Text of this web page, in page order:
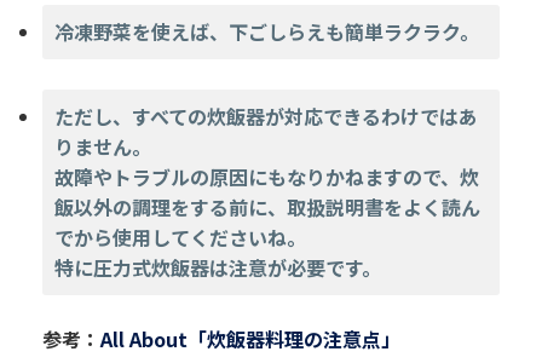
冷凍野菜を使えば、下ごしらえも簡単ラクラク。
ただし、すべての炊飯器が対応できるわけではあ
りません。
故障やトラブルの原因にもなりかねますので、炊
飯以外の調理をする前に、取扱説明書をよく読ん
でから使用してくださいね。
特に圧力式炊飯器は注意が必要です。
参考：All About「炊飯器料理の注意点」